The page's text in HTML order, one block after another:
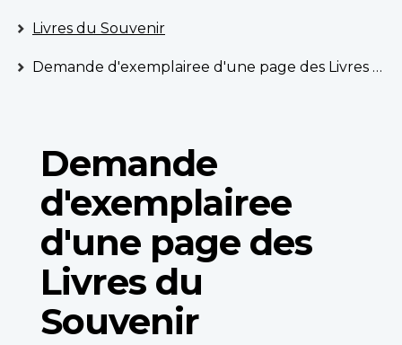
Livres du Souvenir
Demande d'exemplairee d'une page des Livres du Souvenir
Demande
d'exemplairee
d'une page des
Livres du
Souvenir